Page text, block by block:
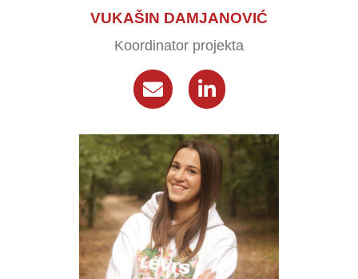
VUKAŠIN DAMJANOVIĆ
Koordinator projekta